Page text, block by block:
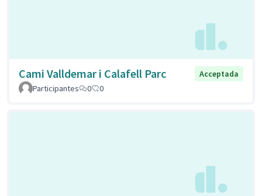
Cami Valldemar i Calafell Parc
Acceptada
Participantes
0 0